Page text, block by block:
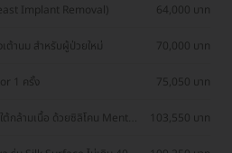
Implant Removal) 64,000 บาท
ต้านม สำหรับผู้ป่วยใหม่ 70,000 บาท
1 ครั้ง 75,050 บาท
ต้กล้ามเนื้อ ด้วยซิลิโคน Mentor
103,550 บาท